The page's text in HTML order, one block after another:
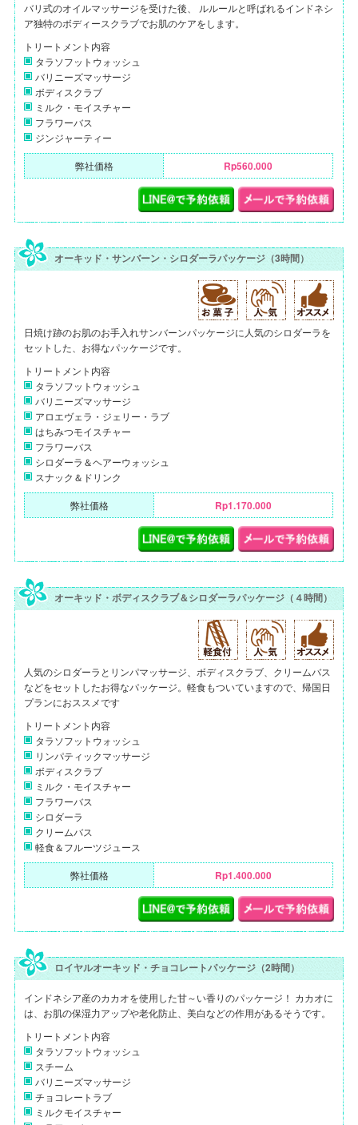
バリ式のオイルマッサージを受けた後、 ルルールと呼ばれるインドネシ
ア独特のボディースクラブでお肌のケアをします。
トリートメント内容
タラソフットウォッシュ
バリニーズマッサージ
ボディスクラブ
ミルク・モイスチャー
フラワーバス
ジンジャーティー
弊社価格 Rp560.000
オーキッド・サンバーン・シロダーラパッケージ（3時間）
日焼け跡のお肌のお手入れサンバーンパッケージに人気のシロダーラを
セットした、お得なパッケージです。
トリートメント内容
タラソフットウォッシュ
バリニーズマッサージ
アロエヴェラ・ジェリー・ラブ
はちみつモイスチャー
フラワーバス
シロダーラ＆ヘアーウォッシュ
スナック＆ドリンク
弊社価格 Rp1.170.000
オーキッド・ボディスクラブ＆シロダーラパッケージ（４時間）
人気のシロダーラとリンパマッサージ、ボディスクラブ、クリームバス
などをセットしたお得なパッケージ。軽食もついていますので、帰国日
プランにおススメです
トリートメント内容
タラソフットウォッシュ
リンパティックマッサージ
ボディスクラブ
ミルク・モイスチャー
フラワーバス
シロダーラ
クリームバス
軽食＆フルーツジュース
弊社価格 Rp1.400.000
ロイヤルオーキッド・チョコレートパッケージ（2時間）
インドネシア産のカカオを使用した甘～い香りのパッケージ！ カカオに
は、お肌の保湿力アップや老化防止、美白などの作用があるそうです。
トリートメント内容
タラソフットウォッシュ
スチーム
バリニーズマッサージ
チョコレートラブ
ミルクモイスチャー